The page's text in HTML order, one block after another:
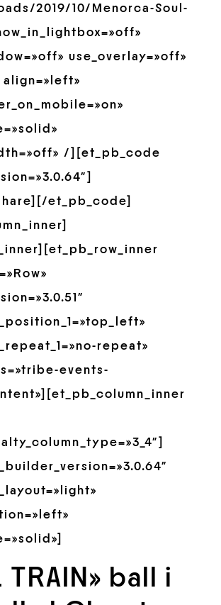
2019/10/Menorca-Soul-
use_overlay=»off»
/][et_pb_code
et_pb_code]
repeat»
events-
TRAIN» ball i